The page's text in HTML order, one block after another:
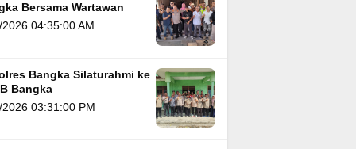
Bersama Wartawan
04:35:00 AM
Bangka Silaturahmi ke
Bangka
03:31:00 PM